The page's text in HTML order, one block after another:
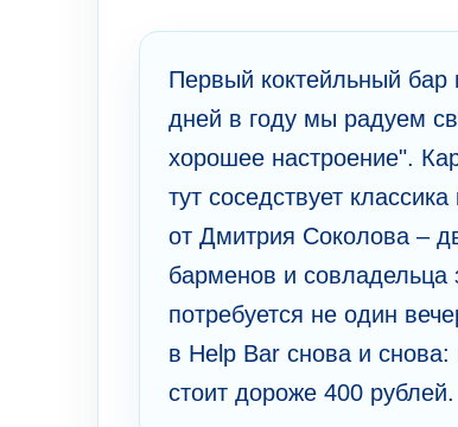
Первый коктейльный
дней в году мы радуем
хорошее настроение".
тут соседствует
от Дмитрия Соколова –
барменов и совладельца
потребуется не один
в Help Bar снова и
стоит дороже 400 рублей.